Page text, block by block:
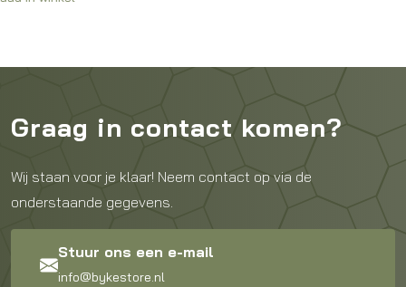
Graag in contact komen?
Wij staan voor je klaar! Neem contact op via de
onderstaande gegevens.
Stuur ons een e-mail
info@bykestore.nl